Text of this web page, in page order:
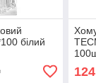
білий